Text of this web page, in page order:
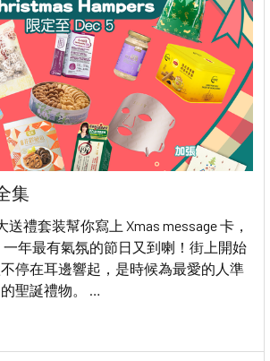
集
禮套装幫你寫上 Xmas message 卡，
年最有氣氛的節日又到喇！街上開始
停在耳邊響起，是時候為最愛的人準
聖誕禮物。 …